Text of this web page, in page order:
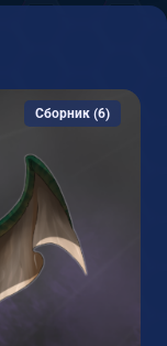
Сборник (6)